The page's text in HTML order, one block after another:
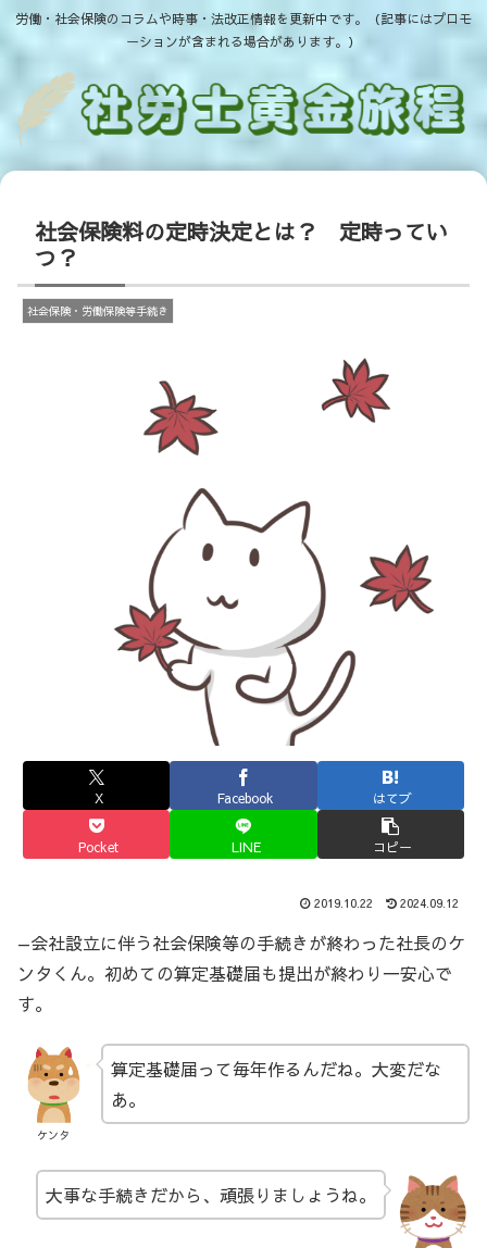
労働・社会保険のコラムや時事・法改正情報を更新中です。（記事にはプロモ
ーションが含まれる場合があります。）
社会保険料の定時決定とは？ 定時ってい
つ？
社会保険・労働保険等手続き
X Facebook はてブ
Pocket LINE コピー
2019.10.22 2024.09.12
—会社設立に伴う社会保険等の手続きが終わった社長のケ
ンタくん。初めての算定基礎届も提出が終わり一安心で
す。
ケンタ
算定基礎届って毎年作るんだね。大変だな
あ。
大事な手続きだから、頑張りましょうね。